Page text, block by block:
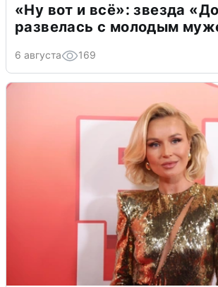
«Ну вот и всё»: звезда
развелась с молодым
6 августа 169